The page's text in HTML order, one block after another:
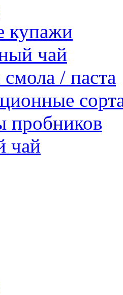
купажи
чай
/ паста
пробников
чай